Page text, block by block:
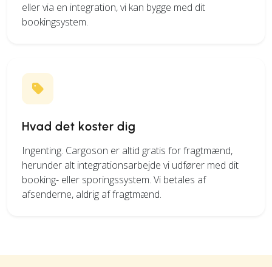
eller via en integration, vi kan bygge med dit
bookingsystem.
Hvad det koster dig
Ingenting. Cargoson er altid gratis for fragtmænd,
herunder alt integrationsarbejde vi udfører med dit
booking- eller sporingssystem. Vi betales af
afsenderne, aldrig af fragtmænd.